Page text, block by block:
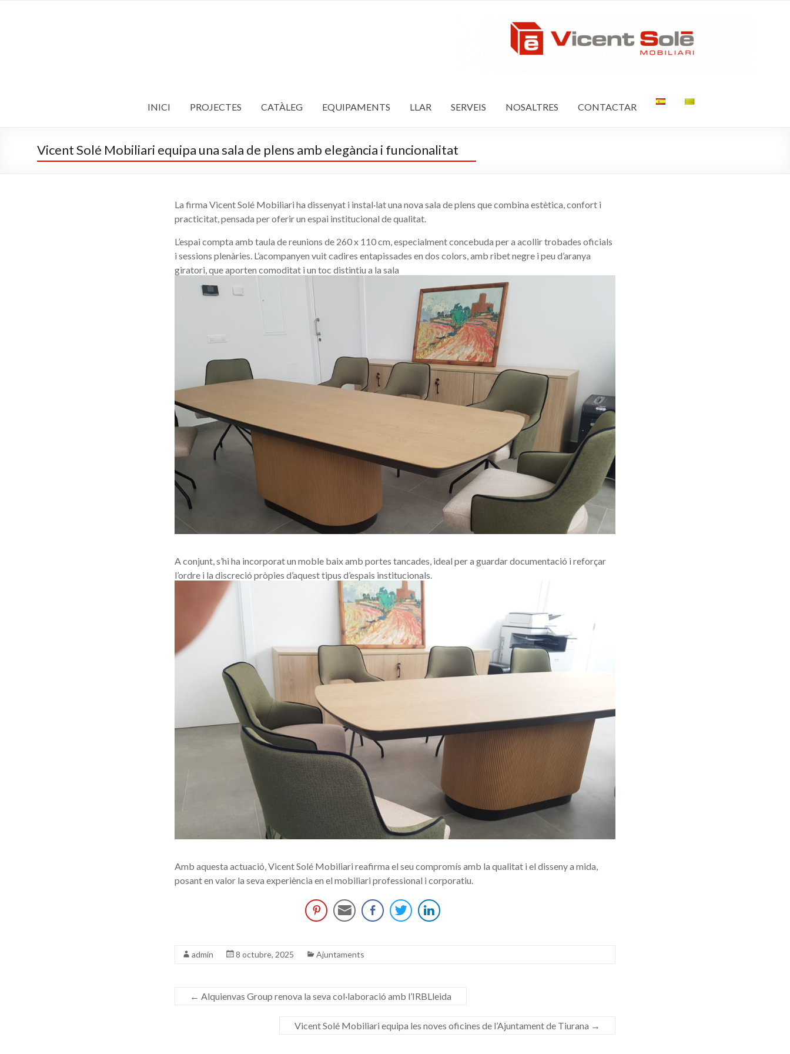
INICI PROJECTES CATÀLEG EQUIPAMENTS LLAR SERVEIS NOSALTRES CONTACTAR
Vicent Solé Mobiliari equipa una sala de plens amb elegància i funcionalitat
La firma Vicent Solé Mobiliari ha dissenyat i instal·lat una nova sala de plens que combina estètica, confort i
practicitat, pensada per oferir un espai institucional de qualitat.
L’espai compta amb taula de reunions de 260 x 110 cm, especialment concebuda per a acollir trobades oficials
i sessions plenàries. L’acompanyen vuit cadires entapissades en dos colors, amb ribet negre i peu d’aranya
giratori, que aporten comoditat i un toc distintiu a la sala
A conjunt, s’hi ha incorporat un moble baix amb portes tancades, ideal per a guardar documentació i reforçar
l’ordre i la discreció pròpies d’aquest tipus d’espais institucionals.
Amb aquesta actuació, Vicent Solé Mobiliari reafirma el seu compromís amb la qualitat i el disseny a mida,
posant en valor la seva experiència en el mobiliari professional i corporatiu.
admin 8 octubre, 2025 Ajuntaments
← Alquienvas Group renova la seva col·laboració amb l’IRBLleida
Vicent Solé Mobiliari equipa les noves oficines de l’Ajuntament de Tiurana →